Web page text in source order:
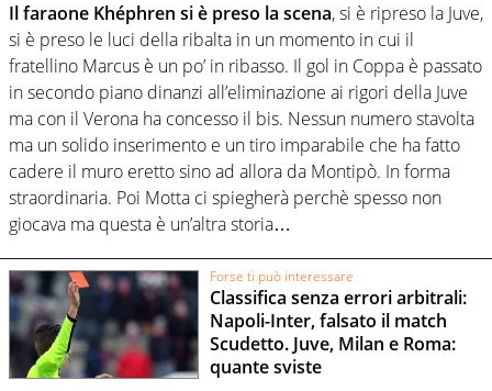
Il faraone Khéphren si è preso la scena, si è ripreso la Juve,
si è preso le luci della ribalta in un momento in cui il
fratellino Marcus è un po’ in ribasso. Il gol in Coppa è passato
in secondo piano dinanzi all’eliminazione ai rigori della Juve
ma con il Verona ha concesso il bis. Nessun numero stavolta
ma un solido inserimento e un tiro imparabile che ha fatto
cadere il muro eretto sino ad allora da Montipò. In forma
straordinaria. Poi Motta ci spiegherà perchè spesso non
giocava ma questa è un’altra storia…
Forse ti può interessare
Classifica senza errori arbitrali:
Napoli-Inter, falsato il match
Scudetto. Juve, Milan e Roma:
quante sviste